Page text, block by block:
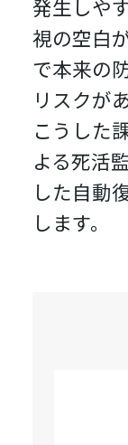
発生しや
視の空白
で本来の
リスクが
こうした
よる死活
した自動
します。